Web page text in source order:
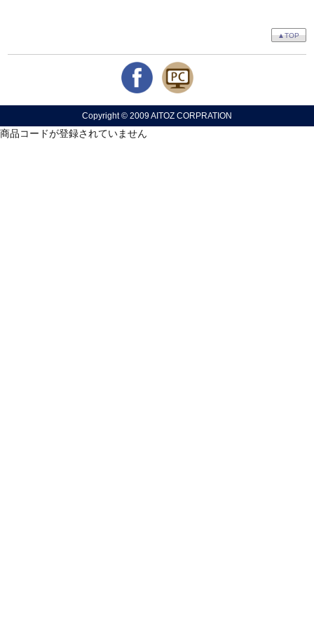
▲TOP
Copyright © 2009 AITOZ CORPRATION
商品コードが登録されていません